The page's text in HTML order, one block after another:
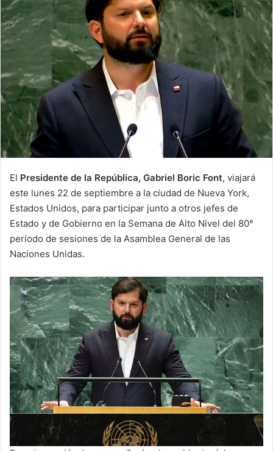
El Presidente de la República, Gabriel Boric Font, viajará
este lunes 22 de septiembre a la ciudad de Nueva York,
Estados Unidos, para participar junto a otros jefes de
Estado y de Gobierno en la Semana de Alto Nivel del 80°
período de sesiones de la Asamblea General de las
Naciones Unidas.